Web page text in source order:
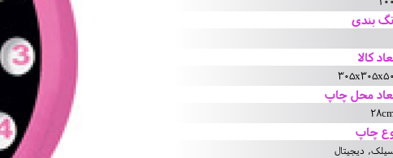
بندی
کالا
305x305x50
محل چاپ
چاپ
دیجیتال